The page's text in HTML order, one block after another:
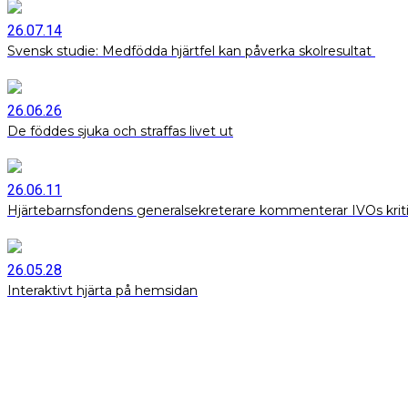
26.07.14
Svensk studie: Medfödda hjärtfel kan påverka skolresultat
26.06.26
De föddes sjuka och straffas livet ut
26.06.11
Hjärtebarnsfondens generalsekreterare kommenterar IVOs
26.05.28
Interaktivt hjärta på hemsidan